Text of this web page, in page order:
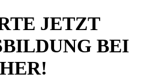
JETZT
BEI